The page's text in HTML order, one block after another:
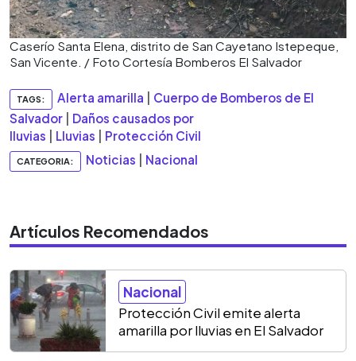
Caserío Santa Elena, distrito de San Cayetano Istepeque,
San Vicente. / Foto Cortesía Bomberos El Salvador
TAGS: Alerta amarilla
Cuerpo de Bomberos de El
Salvador
Daños causados por
lluvias
Lluvias Protección Civil
CATEGORIA: Noticias Nacional
Artículos Recomendados
Nacional
Protección Civil emite alerta
amarilla por lluvias en El Salvador